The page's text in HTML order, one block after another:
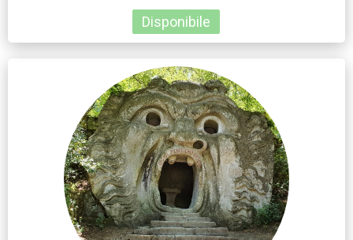
Disponibile